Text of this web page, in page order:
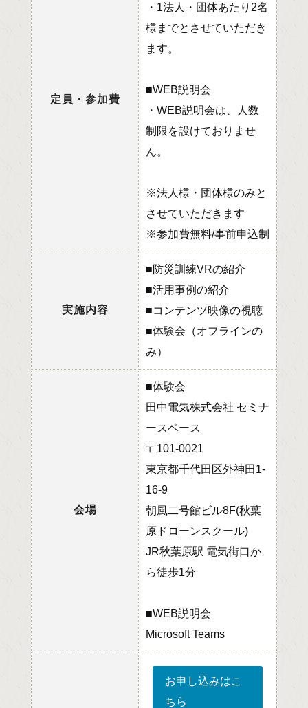
定員・参加費
・1法人・団体あたり2名
様までとさせていただき
ます。
■WEB説明会
・WEB説明会は、人数
制限を設けておりませ
ん。
※法人様・団体様のみと
させていただきます
※参加費無料/事前申込制
実施内容
■防災訓練VRの紹介
■活用事例の紹介
■コンテンツ映像の視聴
■体験会（オフラインの
み）
会場
■体験会
田中電気株式会社 セミナ
ースペース
〒101-0021
東京都千代田区外神田1-
16-9
朝風二号館ビル8F(秋葉
原ドローンスクール)
JR秋葉原駅 電気街口か
ら徒歩1分
■WEB説明会
Microsoft Teams
お申し込みはこ
ちら